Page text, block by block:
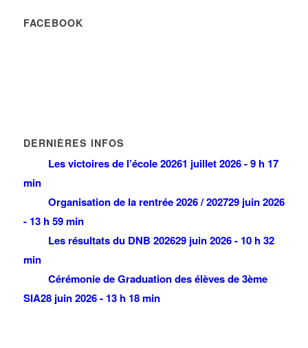
FACEBOOK
DERNIÈRES INFOS
Les victoires de l’école 20261 juillet 2026 - 9 h 17
min
Organisation de la rentrée 2026 / 202729 juin 2026
- 13 h 59 min
Les résultats du DNB 202629 juin 2026 - 10 h 32
min
Cérémonie de Graduation des élèves de 3ème
SIA28 juin 2026 - 13 h 18 min